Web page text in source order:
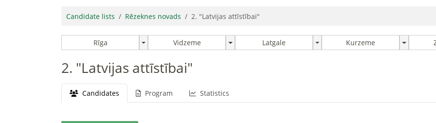
Candidate lists Rēzeknes novads 2. "Latvijas attīstībai"
Rīga Vidzeme Latgale Kurzeme
2. "Latvijas attīstībai"
Candidates Program Statistics